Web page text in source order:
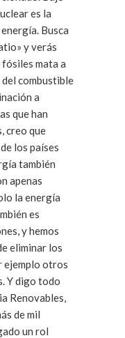
es la
Busca
y verás
fósiles mata a
combustible
a
que han
creo que
los países
también
apenas
la energía
es
y hemos
eliminar los
ejemplo otros
Y digo todo
Renovables,
de mil
un rol